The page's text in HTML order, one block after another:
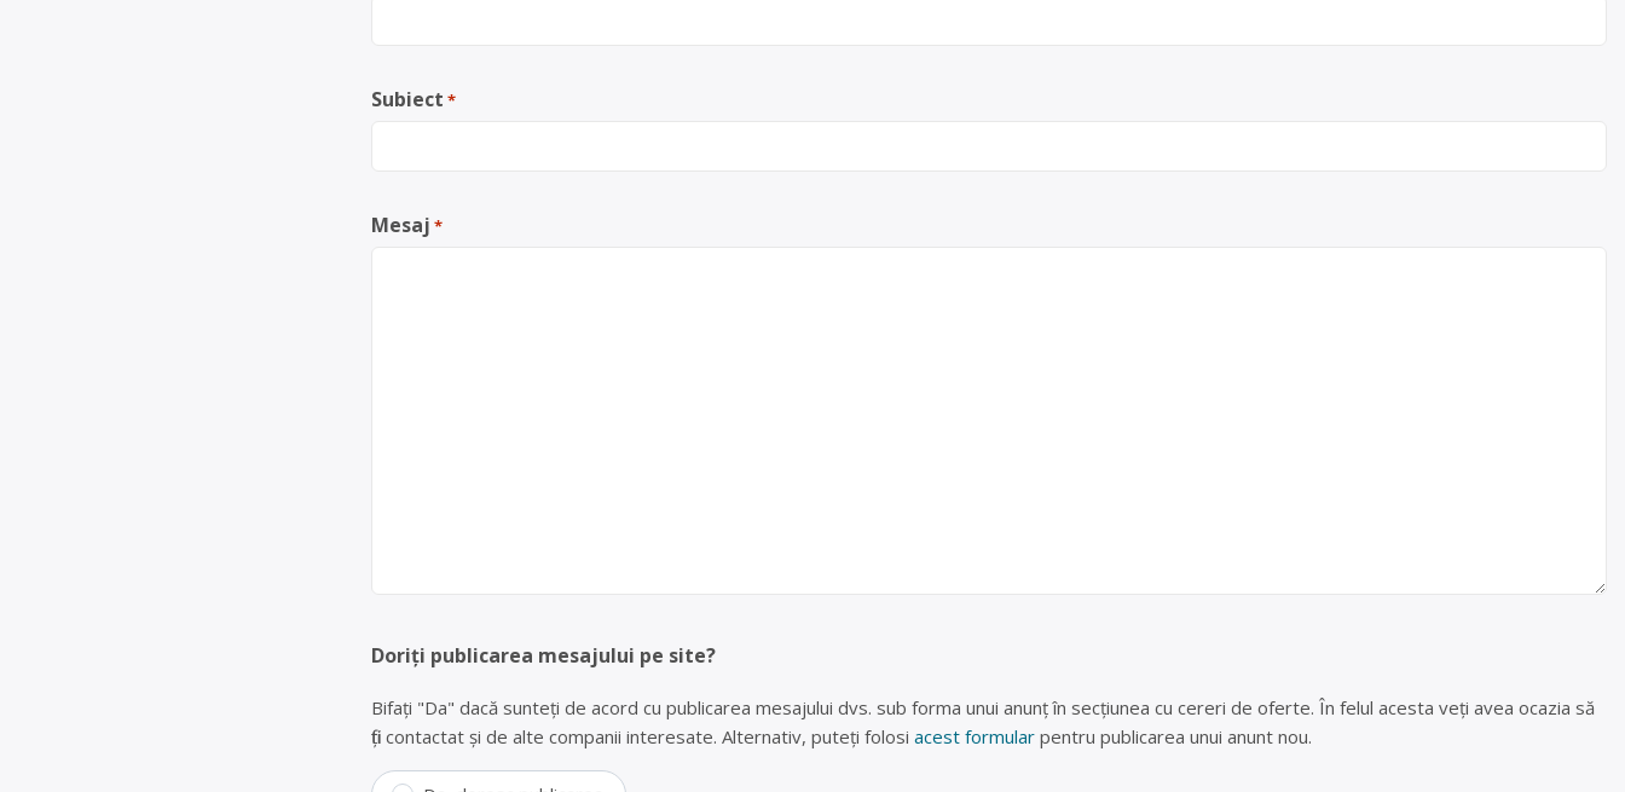
Subiect *
Mesaj *
Doriți publicarea mesajului pe site?
Bifați "Da" dacă sunteți de acord cu publicarea mesajului dvs. sub forma unui anunț în secțiunea cu cereri de oferte. În felul acesta veți avea ocazia să
fiți contactat și de alte companii interesate. Alternativ, puteți folosi acest formular pentru publicarea unui anunt nou.